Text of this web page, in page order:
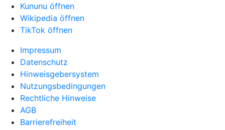
Kununu öffnen
Wikipedia öffnen
TikTok öffnen
Impressum
Datenschutz
Hinweisgebersystem
Nutzungsbedingungen
Rechtliche Hinweise
AGB
Barrierefreiheit